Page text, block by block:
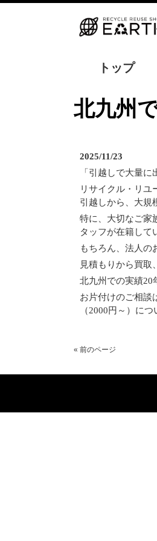
トップ
北九州で遺品査定士が在籍するリサイクルショップ！引越し・閉店の
2025/11/23
「引越しで大量
リサイクル・リユ
引越しから、大規
特に、大切なご家
タッフが在籍して
もちろん、法人の
見積もりから買取
北九州での実績20
お片付けのご相談
（2000円～）に
« 前のページ